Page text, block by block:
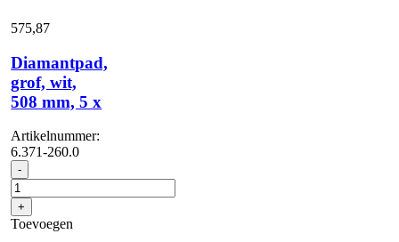
Stuk(s)
aantal
575,87
Diamantpad,
grof, wit,
508 mm, 5 x
Artikelnummer:
6.371-260.0
- Diamantpad,
grof,
wit,
508
mm,
+
Toevoegen